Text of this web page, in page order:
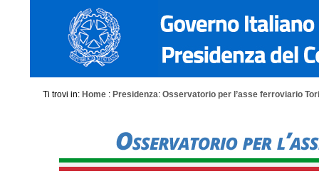
Ti trovi in: Home : Presidenza: Osservatorio per l’asse ferroviario